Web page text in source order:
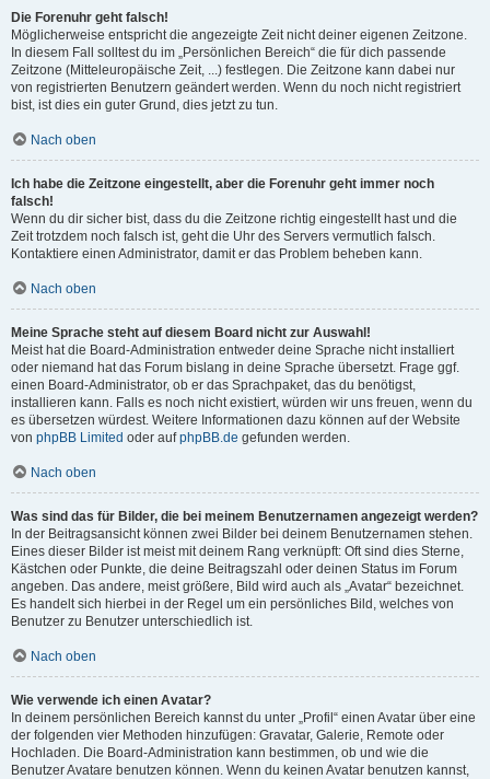
Die Forenuhr geht falsch!
Möglicherweise entspricht die angezeigte Zeit nicht deiner eigenen Zeitzone.
In diesem Fall solltest du im „Persönlichen Bereich“ die für dich passende
Zeitzone (Mitteleuropäische Zeit, ...) festlegen. Die Zeitzone kann dabei nur
von registrierten Benutzern geändert werden. Wenn du noch nicht registriert
bist, ist dies ein guter Grund, dies jetzt zu tun.
Nach oben
Ich habe die Zeitzone eingestellt, aber die Forenuhr geht immer noch
falsch!
Wenn du dir sicher bist, dass du die Zeitzone richtig eingestellt hast und die
Zeit trotzdem noch falsch ist, geht die Uhr des Servers vermutlich falsch.
Kontaktiere einen Administrator, damit er das Problem beheben kann.
Nach oben
Meine Sprache steht auf diesem Board nicht zur Auswahl!
Meist hat die Board-Administration entweder deine Sprache nicht installiert
oder niemand hat das Forum bislang in deine Sprache übersetzt. Frage ggf.
einen Board-Administrator, ob er das Sprachpaket, das du benötigst,
installieren kann. Falls es noch nicht existiert, würden wir uns freuen, wenn du
es übersetzen würdest. Weitere Informationen dazu können auf der Website
von phpBB Limited oder aufphpBB.de gefunden werden.
Nach oben
Was sind das für Bilder, die bei meinem Benutzernamen angezeigt werden?
In der Beitragsansicht können zwei Bilder bei deinem Benutzernamen stehen.
Eines dieser Bilder ist meist mit deinem Rang verknüpft: Oft sind dies Sterne,
Kästchen oder Punkte, die deine Beitragszahl oder deinen Status im Forum
angeben. Das andere, meist größere, Bild wird auch als „Avatar“ bezeichnet.
Es handelt sich hierbei in der Regel um ein persönliches Bild, welches von
Benutzer zu Benutzer unterschiedlich ist.
Nach oben
Wie verwende ich einen Avatar?
In deinem persönlichen Bereich kannst du unter „Profil“ einen Avatar über eine
der folgenden vier Methoden hinzufügen: Gravatar, Galerie, Remote oder
Hochladen. Die Board-Administration kann bestimmen, ob und wie die
Benutzer Avatare benutzen können. Wenn du keinen Avatar benutzen kannst,